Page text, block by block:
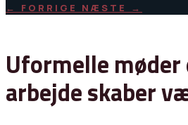
← FORRIGE NÆSTE →
Uformelle
arbejde skaber